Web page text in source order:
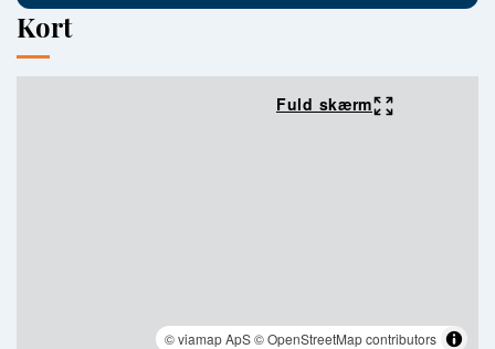
tæt ved døren, fælles vaskeri, depotrum mv.
Denne skønne lejlighed byder på store vinduespartier, der
sørger for et dejligt lysindfald. Stilen er lys og indbydende
med hvidmalede vægge med filt og smukke parketgulve.
Lejligheden rummer 40 veludnyttede kvadratmeter fordelt
radius. Nabolaget er trygt og omgivet af skønne grønne
Kort
Fuld skærm
© viamap ApS© OpenStreetMap contributors